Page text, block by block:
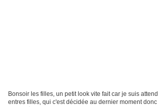
Bonsoir les filles, un petit look vite fait car je suis
entres filles, qui c'est décidée au dernier moment